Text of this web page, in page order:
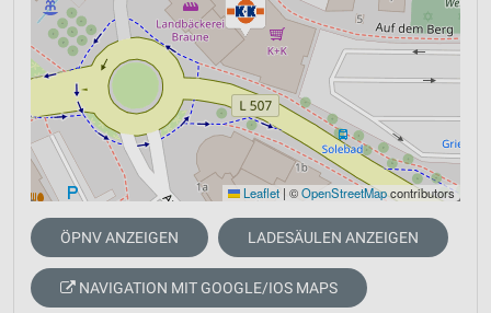
Leaflet | ©OpenStreetMapcontributors
ÖPNV ANZEIGEN LADESÄULEN ANZEIGEN
NAVIGATION MIT GOOGLE/IOS MAPS